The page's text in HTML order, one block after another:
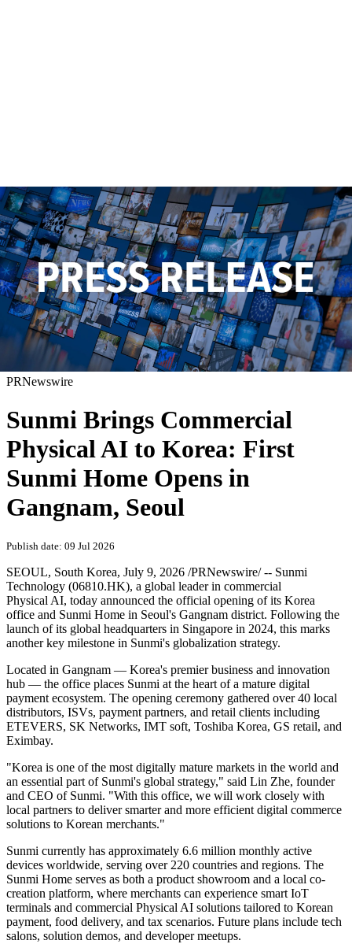
PRNewswire
Sunmi Brings Commercial
Physical AI to Korea: First
Sunmi Home Opens in
Gangnam, Seoul
Publish date: 09 Jul 2026
SEOUL, South Korea, July 9, 2026 /PRNewswire/ -- Sunmi
Technology (06810.HK), a global leader in commercial
Physical AI, today announced the official opening of its Korea
office and Sunmi Home in Seoul's Gangnam district. Following the
launch of its global headquarters in Singapore in 2024, this marks
another key milestone in Sunmi's globalization strategy.
Located in Gangnam — Korea's premier business and innovation
hub — the office places Sunmi at the heart of a mature digital
payment ecosystem. The opening ceremony gathered over 40 local
distributors, ISVs, payment partners, and retail clients including
ETEVERS, SK Networks, IMT soft, Toshiba Korea, GS retail, and
Eximbay.
"Korea is one of the most digitally mature markets in the world and
an essential part of Sunmi's global strategy," said Lin Zhe, founder
and CEO of Sunmi. "With this office, we will work closely with
local partners to deliver smarter and more efficient digital commerce
solutions to Korean merchants."
Sunmi currently has approximately 6.6 million monthly active
devices worldwide, serving over 220 countries and regions. The
Sunmi Home serves as both a product showroom and a local co-
creation platform, where merchants can experience smart IoT
terminals and commercial Physical AI solutions tailored to Korean
payment, food delivery, and tax scenarios. Future plans include tech
salons, solution demos, and developer meetups.